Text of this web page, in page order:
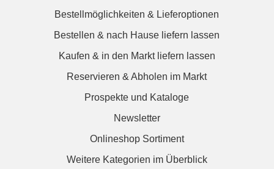
Bestellmöglichkeiten & Lieferoptionen
Bestellen & nach Hause liefern lassen
Kaufen & in den Markt liefern lassen
Reservieren & Abholen im Markt
Prospekte und Kataloge
Newsletter
Onlineshop Sortiment
Weitere Kategorien im Überblick